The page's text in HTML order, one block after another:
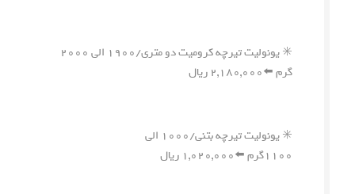
✳️ یونولیت تیرچه کرومیت دو متری/۱۹۰۰ الی ۲۰۰۰
گرم ⬅️۲,۱۸۰,۰۰۰ ریال
✳️ یونولیت تیرچه بتنی/۱۰۰۰ الی
۱۱۰۰گرم ⬅️۱,۰۲۰,۰۰۰ ریال